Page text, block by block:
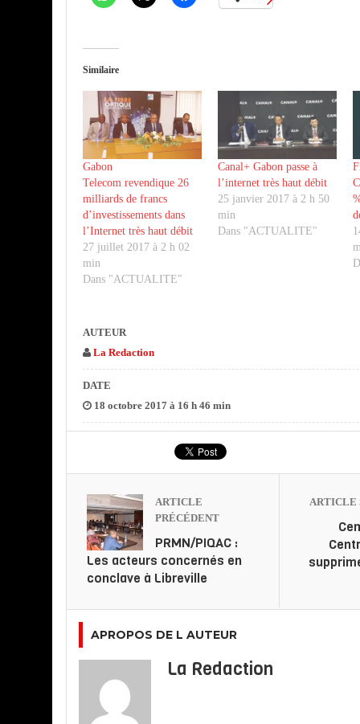
Similaire
Gabon
Telecom revendique 26
milliards de francs
d’investissements dans
l’Internet très haut débit
27 juillet 2017 à 2 h 02
min
Dans "ACTUALITE"
Canal+ Gabon passe à
l’internet très haut débit
25 janvier 2017 à 2 h 50
min
Dans "ACTUALITE"
AUTEUR
La Redaction
DATE
18 octobre 2017 à 16 h 46 min
ARTICLE
PRÉCÉDENT
PRMN/PIQAC :
Les acteurs concernés en
conclave à Libreville
ARTICLE
APROPOS DE L AUTEUR
La Redaction